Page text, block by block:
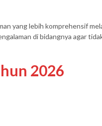
yang lebih komprehensif
di bidangnya agar
2026